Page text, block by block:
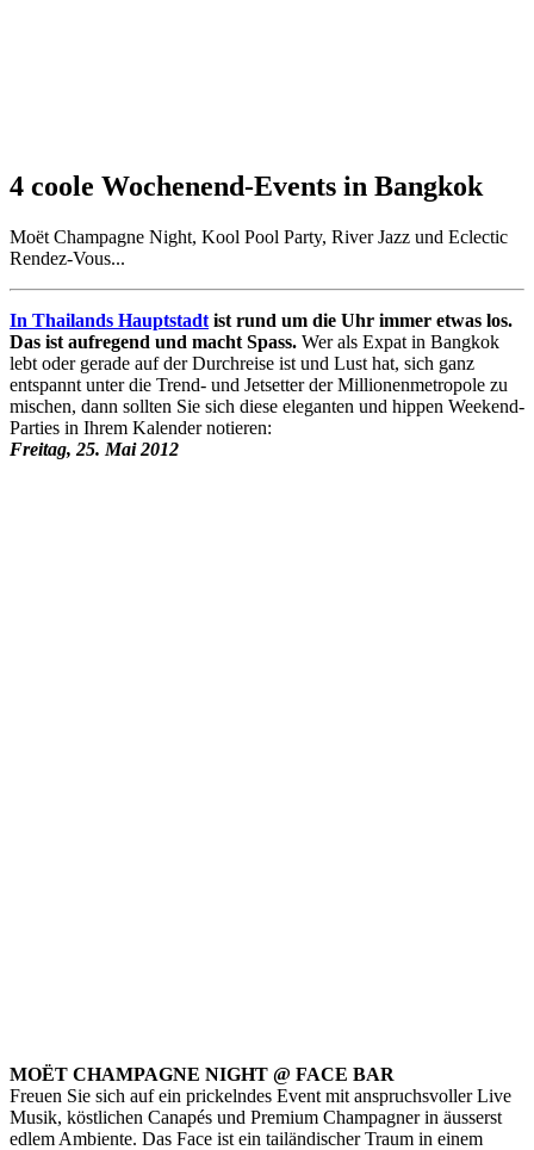
4 coole Wochenend-Events in Bangkok
Moët Champagne Night, Kool Pool Party, River Jazz und Eclectic
Rendez-Vous...
In Thailands Hauptstadt ist rund um die Uhr immer etwas los.
Das ist aufregend und macht Spass. Wer als Expat in Bangkok
lebt oder gerade auf der Durchreise ist und Lust hat, sich ganz
entspannt unter die Trend- und Jetsetter der Millionenmetropole zu
mischen, dann sollten Sie sich diese eleganten und hippen Weekend-
Parties in Ihrem Kalender notieren:
Freitag, 25. Mai 2012
MOËT CHAMPAGNE NIGHT @ FACE BAR
Freuen Sie sich auf ein prickelndes Event mit anspruchsvoller Live
Musik, köstlichen Canapés und Premium Champagner in äusserst
edlem Ambiente. Das Face ist ein tailändischer Traum in einem